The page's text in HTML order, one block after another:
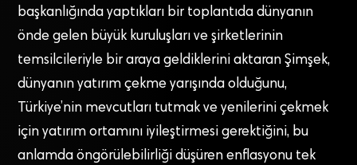
başkanlığında yaptıkları bir toplantıda dünyanın
önde gelen büyük kuruluşları ve şirketlerinin
temsilcileriyle bir araya geldiklerini aktaran Şimşek,
dünyanın yatırım çekme yarışında olduğunu,
Türkiye’nin mevcutları tutmak ve yenilerini çekmek
için yatırım ortamını iyileştirmesi gerektiğini, bu
anlamda öngörülebilirliği düşüren enflasyonu tek